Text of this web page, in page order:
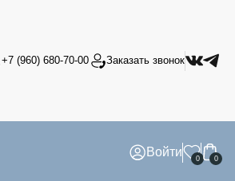
+7 (960) 680-70-00 Заказать звонок
Войти 0 0